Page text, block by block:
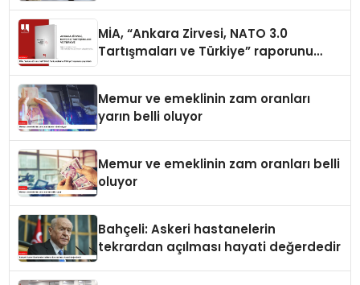
MİA, “Ankara Zirvesi, NATO 3.0
Tartışmaları ve Türkiye” raporunu
Memur ve emeklinin zam oranları
yarın belli oluyor
Memur ve emeklinin zam oranları belli
oluyor
Bahçeli: Askeri hastanelerin
tekrardan açılması hayati değerdedir